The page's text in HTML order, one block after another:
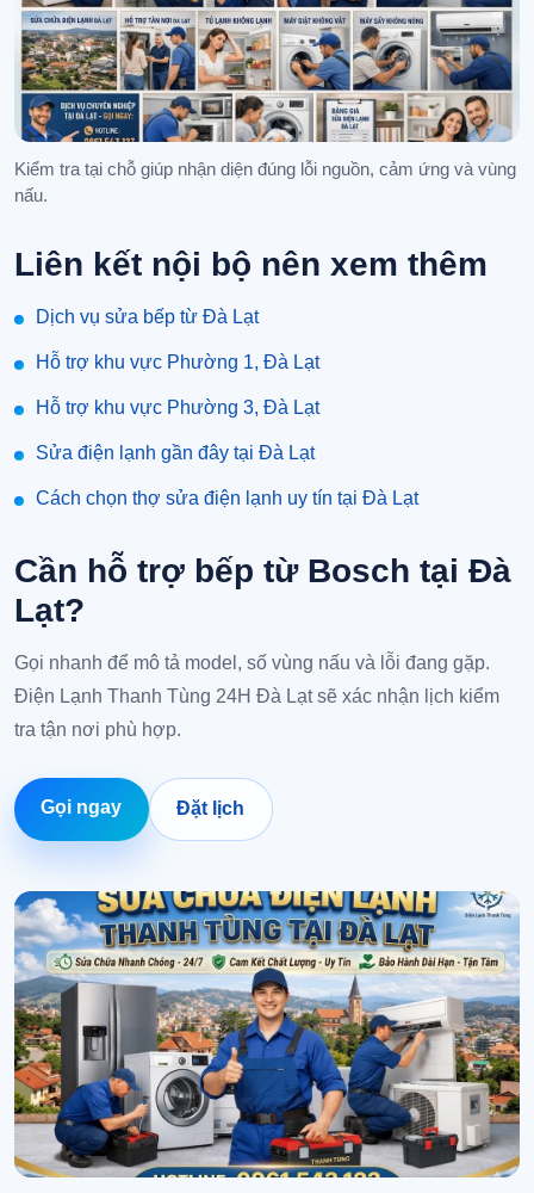
Kiểm tra tại chỗ giúp nhận diện đúng lỗi nguồn, cảm ứng và vùng
nấu.
Liên kết nội bộ nên xem thêm
Dịch vụ sửa bếp từ Đà Lạt
Hỗ trợ khu vực Phường 1, Đà Lạt
Hỗ trợ khu vực Phường 3, Đà Lạt
Sửa điện lạnh gần đây tại Đà Lạt
Cách chọn thợ sửa điện lạnh uy tín tại Đà Lạt
Cần hỗ trợ bếp từ Bosch tại Đà
Lạt?
Gọi nhanh để mô tả model, số vùng nấu và lỗi đang gặp.
Điện Lạnh Thanh Tùng 24H Đà Lạt sẽ xác nhận lịch kiểm
tra tận nơi phù hợp.
Gọi ngay Đặt lịch